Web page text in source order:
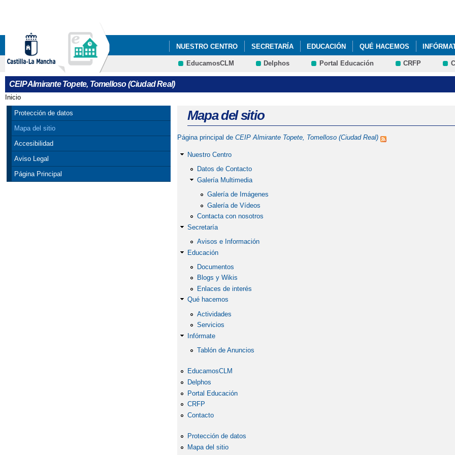
NUESTRO CENTRO SECRETARÍA EDUCACIÓN QUÉ HACEMOS
EducamosCLM Delphos Portal Educación CRFP
CEIP Almirante Topete, Tomelloso (Ciudad Real)
Se encuentra usted aquí
Inicio
Protección de datos
Mapa del sitio
Accesibilidad
Aviso Legal
Página Principal
Mapa del sitio
Página principal de CEIP Almirante Topete, Tomelloso (Ciudad Real)
Nuestro Centro
Datos de Contacto
Galería Multimedia
Galería de Imágenes
Galería de Vídeos
Contacta con nosotros
Secretaría
Avisos e Información
Educación
Documentos
Blogs y Wikis
Enlaces de interés
Qué hacemos
Actividades
Servicios
Infórmate
Tablón de Anuncios
EducamosCLM
Delphos
Portal Educación
CRFP
Contacto
Protección de datos
Mapa del sitio